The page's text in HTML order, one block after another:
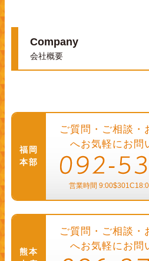
Company
会社概要
福岡
本部
ご質問・ご相談・
へお気軽にお問
営業時間
熊本
ご質問・ご相談・
へお気軽にお問